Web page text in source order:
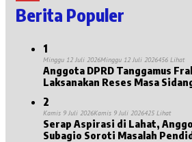
Berita Populer
1
Minggu 12 Juli 2026Minggu 12 Juli 2026456 Lihat
Anggota DPRD Tanggamus Fraksi PKB Nuzul Irsan
Laksanakan Reses Masa
2
Kamis 9 Juli 2026Kamis 9 Juli 2026425 Lihat
Serap Aspirasi di Lahat,
Subagio Soroti Masalah